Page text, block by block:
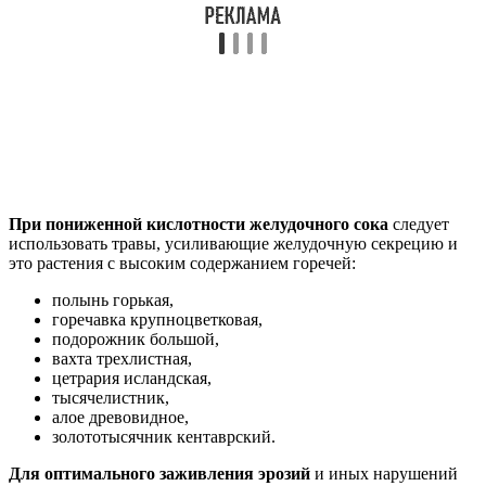
При пониженной кислотности желудочного сока следует
использовать травы, усиливающие желудочную секрецию и
это растения с высоким содержанием горечей:
полынь горькая,
горечавка крупноцветковая,
подорожник большой,
вахта трехлистная,
цетрария исландская,
тысячелистник,
алое древовидное,
золототысячник кентаврский.
Для оптимального заживления эрозий и иных нарушений